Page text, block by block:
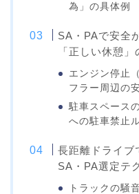
為」の具体例
SA・PAで安全
「正しい休憩
エンジン停止
フラー周辺の
駐車スペース
への駐車禁止
長距離ドライブ
SA・PA選定テ
トラックの騒